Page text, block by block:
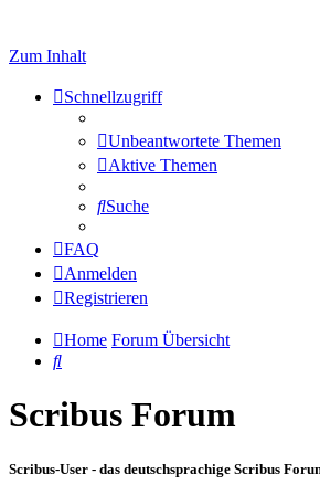
Zum Inhalt
Schnellzugriff
Unbeantwortete Themen
Aktive Themen
Suche
FAQ
Anmelden
Registrieren
Home Forum Übersicht
Suche
Scribus Forum
Scribus-User - das deutschsprachige Scribus